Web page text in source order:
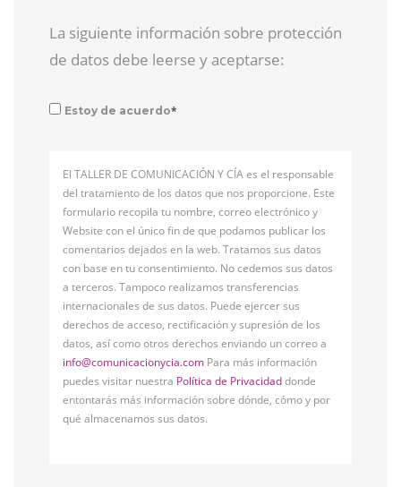
La siguiente información sobre protección
de datos debe leerse y aceptarse:
Estoy de acuerdo*
El TALLER DE COMUNICACIÓN Y CÍA es el responsable
del tratamiento de los datos que nos proporcione. Este
formulario recopila tu nombre, correo electrónico y
Website con el único fin de que podamos publicar los
comentarios dejados en la web. Tratamos sus datos
con base en tu consentimiento. No cedemos sus datos
a terceros. Tampoco realizamos transferencias
internacionales de sus datos. Puede ejercer sus
derechos de acceso, rectificación y supresión de los
datos, así como otros derechos enviando un correo a
info@comunicacionycia.com Para más información
puedes visitar nuestra Política de Privacidaddonde
entontarás más información sobre dónde, cómo y por
qué almacenamos sus datos.